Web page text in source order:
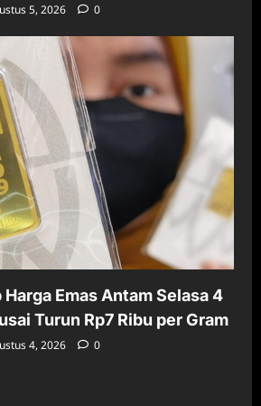
5, 2026 0
Emas Antam Selasa 4
Turun Rp7 Ribu per Gram
4, 2026 0